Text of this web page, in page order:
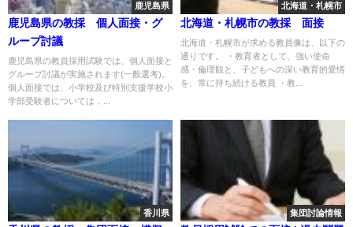
鹿児島県
鹿児島県の教採 個人面接・グ
ループ討議
鹿児島県の教員採用試験では、個人面接と
グループ討議が実施されます(一般選考)。
個人面接では、小学校及び特別支援学校小
学部受験者については，...
北海道・札幌市
北海道・札幌市の教採 面接
北海道・札幌市が求める教員像は、以下の
通りです。 ・教育者として、強い使命
感・倫理観と、子どもへの深い教育的愛情
を、常に持ち続ける教員 ・教...
香川県 集団討論情報